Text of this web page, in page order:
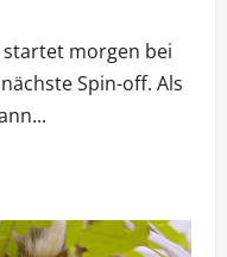
startet morgen bei
Spin-off. Als